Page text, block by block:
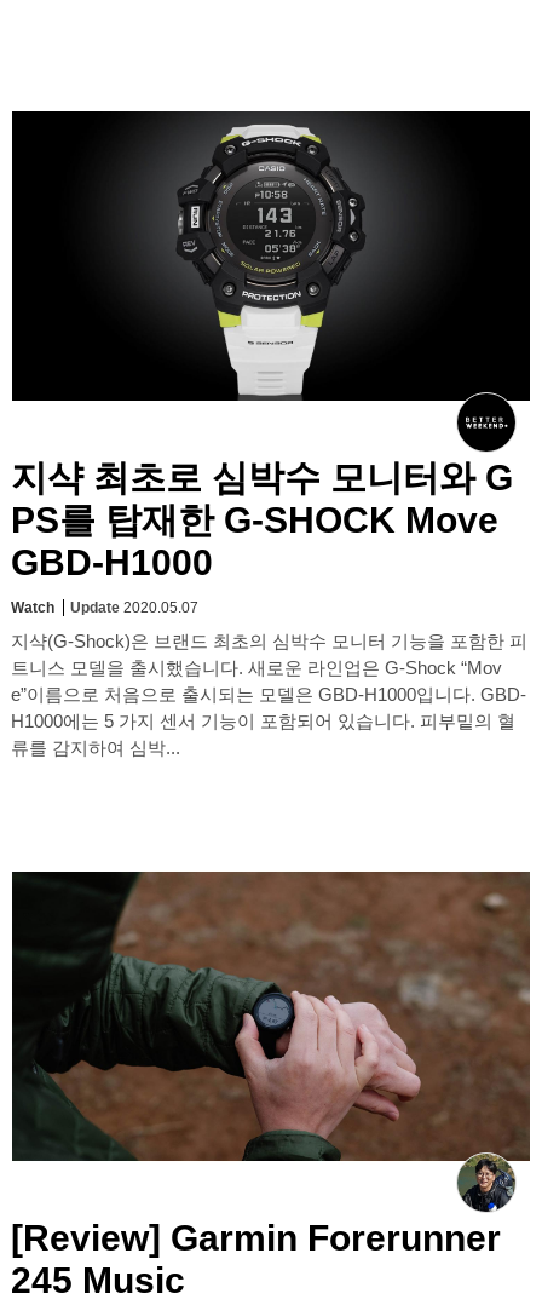
지샥 최초로 심박수 모니터와 G
PS를 탑재한 G-SHOCK Move
GBD-H1000
Watch Update 2020.05.07
지샥(G-Shock)은 브랜드 최초의 심박수 모니터 기능을 포함한 피
트니스 모델을 출시했습니다. 새로운 라인업은 G-Shock “Mov
e”이름으로 처음으로 출시되는 모델은 GBD-H1000입니다. GBD-
H1000에는 5 가지 센서 기능이 포함되어 있습니다. 피부밑의 혈
류를 감지하여 심박...
[Review] Garmin Forerunner
245 Music